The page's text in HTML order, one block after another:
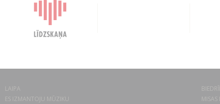
LAIPA
ES IZMANTOJU MŪZIKU